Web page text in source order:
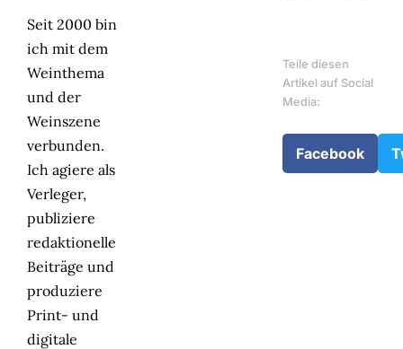
Seit 2000 bin
ich mit dem
Weinthema
und der
Weinszene
verbunden.
Ich agiere als
Verleger,
publiziere
redaktionelle
Beiträge und
produziere
Print- und
digitale
Teile diesen
Artikel auf Social
Media:
Facebook